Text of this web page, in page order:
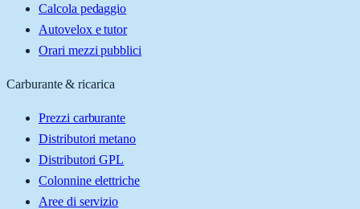
Calcola pedaggio
Autovelox e tutor
Orari mezzi pubblici
Carburante & ricarica
Prezzi carburante
Distributori metano
Distributori GPL
Colonnine elettriche
Aree di servizio